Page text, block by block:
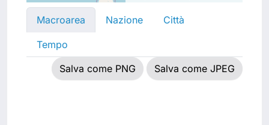
Macroarea Nazione Città
Tempo
Salva come PNG
Salva come JPEG